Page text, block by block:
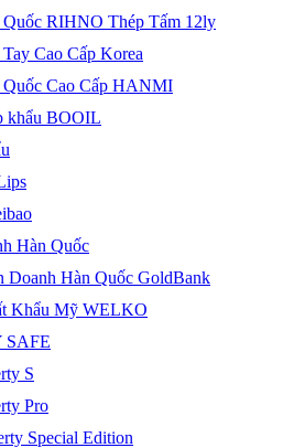
Quốc RIHNO Thép Tấm 12ly
Cao Cấp Korea
Quốc Cao Cấp HANMI
khẩu BOOIL
Hàn Quốc
Doanh Hàn Quốc GoldBank
Khẩu Mỹ WELKO
SAFE
S
Pro
Special Edition